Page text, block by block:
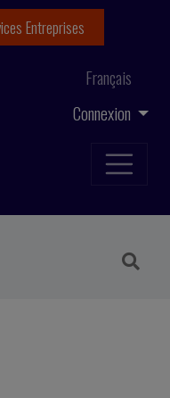
Connexion
Français
Entreprises